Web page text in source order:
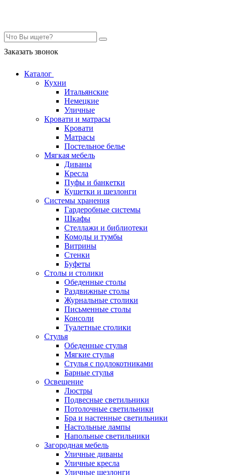
Заказать звонок
Каталог
Кухни
Итальянские
Немецкие
Уличные
Кровати и матрасы
Кровати
Матрасы
Постельное белье
Мягкая мебель
Диваны
Кресла
Пуфы и банкетки
Кушетки и шезлонги
Системы хранения
Гардеробные системы
Шкафы
Стеллажи и библиотеки
Комоды и тумбы
Витрины
Стенки
Буфеты
Столы и столики
Обеденные столы
Раздвижные столы
Журнальные столики
Письменные столы
Консоли
Туалетные столики
Стулья
Обеденные стулья
Мягкие стулья
Стулья с подлокотниками
Барные стулья
Освещение
Люстры
Подвесные светильники
Потолочные светильники
Бра и настенные светильники
Настольные лампы
Напольные светильники
Загородная мебель
Уличные диваны
Уличные кресла
Уличные шезлонги